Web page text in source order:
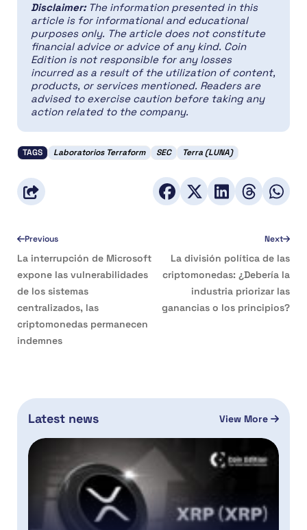
Disclaimer: The information presented in this
article is for informational and educational
purposes only. The article does not constitute
financial advice or advice of any kind. Coin
Edition is not responsible for any losses
incurred as a result of the utilization of content,
products, or services mentioned. Readers are
advised to exercise caution before taking any
action related to the company.
TAGS Laboratorios Terraform SEC Terra (LUNA)
Previous
La interrupción de Microsoft
expone las vulnerabilidades
de los sistemas
centralizados, las
criptomonedas permanecen
indemnes
Next
La división política de las
criptomonedas: ¿Debería la
industria priorizar las
ganancias o los principios?
Latest news View More